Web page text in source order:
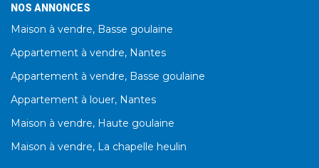
NOS ANNONCES
Maison à vendre, Basse goulaine
Appartement à vendre, Nantes
Appartement à vendre, Basse goulaine
Appartement à louer, Nantes
Maison à vendre, Haute goulaine
Maison à vendre, La chapelle heulin